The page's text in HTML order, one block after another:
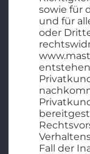
sowie für
und für
oder
Fall der